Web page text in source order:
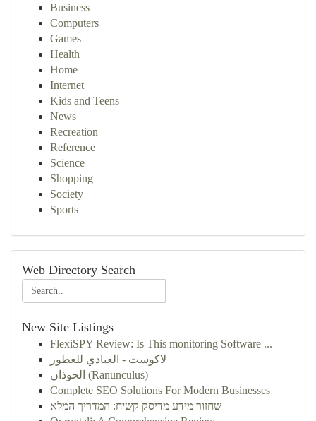
Business
Computers
Games
Health
Home
Internet
Kids and Teens
News
Recreation
Reference
Science
Shopping
Society
Sports
Web Directory Search
New Site Listings
FlexiSPY Review: Is This monitoring Software ...
لاكوست - العبادي للعطور
الحوذان (Ranunculus)
Complete SEO Solutions For Modern Businesses
שחזור מידע מדיסק קשיח: המדריך המלא